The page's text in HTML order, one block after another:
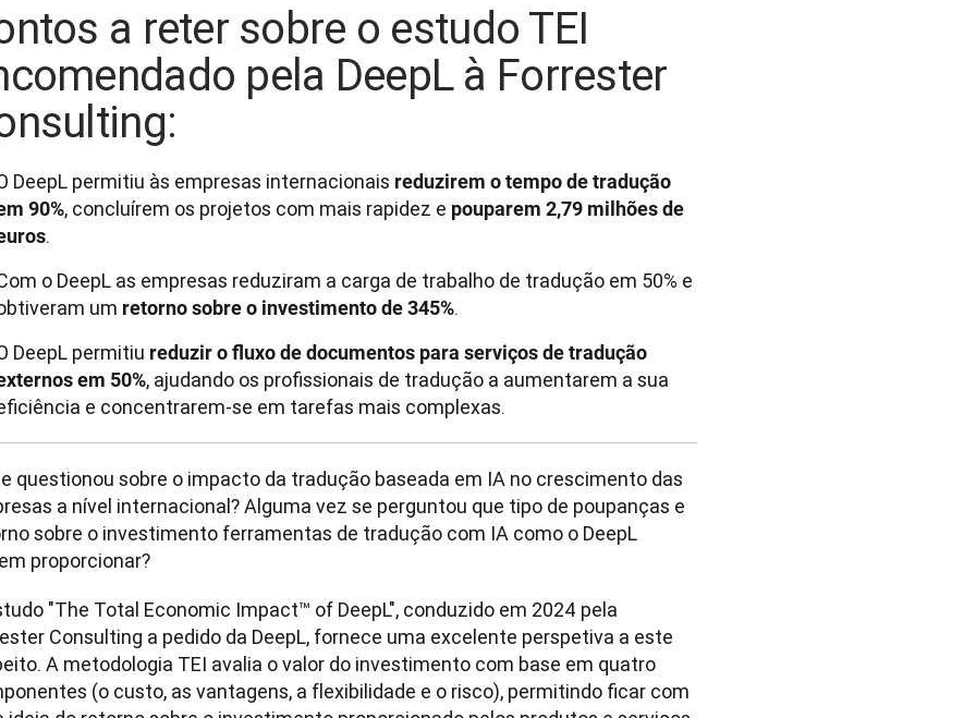
a reter sobre o estudo TEI
pela DeepL à Forrester
DeepL permitiu às empresas internacionais reduzirem o tempo de tradução
90%, concluírem os projetos com mais rapidez e pouparem 2,79 milhões de
.
o DeepL as empresas reduziram a carga de trabalho de tradução em 50% e
um retorno sobre o investimento de 345%.
DeepL permitiu reduzir o fluxo de documentos para serviços de tradução
em 50%, ajudando os profissionais de tradução a aumentarem a sua
e concentrarem-se em tarefas mais complexas.
questionou sobre o impacto da tradução baseada em IA no crescimento das
a nível internacional? Alguma vez se perguntou que tipo de poupanças e
sobre o investimento ferramentas de tradução com IA como o DeepL
proporcionar?
"The Total Economic Impact™ of DeepL", conduzido em 2024 pela
Consulting a pedido da DeepL, fornece uma excelente perspetiva a este
A metodologia TEI avalia o valor do investimento com base em quatro
(o custo, as vantagens, a flexibilidade e o risco), permitindo ficar com